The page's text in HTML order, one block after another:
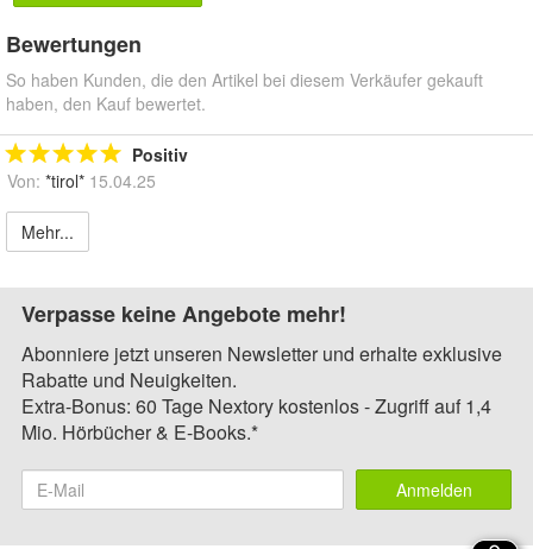
Bewertungen
So haben Kunden, die den Artikel bei diesem Verkäufer gekauft
haben, den Kauf bewertet.
Positiv
Von: *tirol* 15.04.25
Mehr...
Verpasse keine Angebote mehr!
Abonniere jetzt unseren Newsletter und erhalte exklusive
Rabatte und Neuigkeiten.
Extra-Bonus: 60 Tage Nextory kostenlos - Zugriff auf 1,4
Mio. Hörbücher & E-Books.*
Anmelden